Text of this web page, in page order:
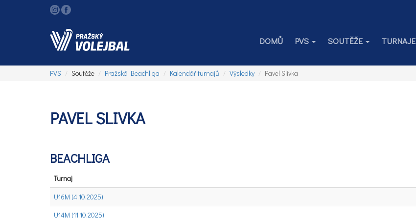
DOMŮ PVS SOUTĚŽE TURNAJE
PVS Soutěže Pražská Beachliga Kalendář turnajů Výsledky Pavel Slivka
PAVEL SLIVKA
BEACHLIGA
Turnaj
U16M (4.10.2025)
U14M (11.10.2025)